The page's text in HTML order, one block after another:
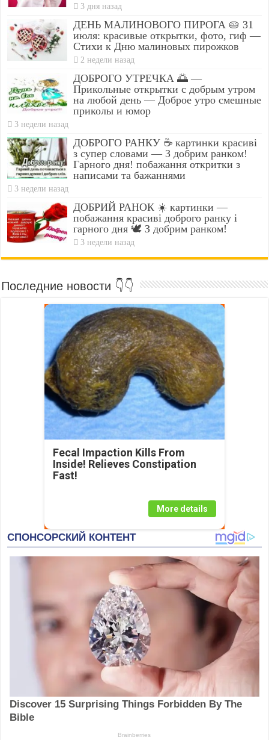
3 дня назад
ДЕНЬ МАЛИНОВОГО ПИРОГА 🥧 31
июля: красивые открытки, фото, гиф —
Стихи к Дню малиновых пирожков
2 недели назад
ДОБРОГО УТРЕЧКА 🌅 —
Прикольные открытки с добрым утром
на любой день — Доброе утро смешные
приколы и юмор
3 недели назад
ДОБРОГО РАНКУ ☕ картинки красиві
з супер словами — З добрим ранком!
Гарного дня! побажання откритки з
написами та бажаннями
3 недели назад
ДОБРИЙ РАНОК ☀️ картинки —
побажання красиві доброго ранку і
гарного дня 🕊️ З добрим ранком!
3 недели назад
Последние новости 👇👇
Fecal Impaction Kills From
Inside! Relieves Constipation
Fast!
More details